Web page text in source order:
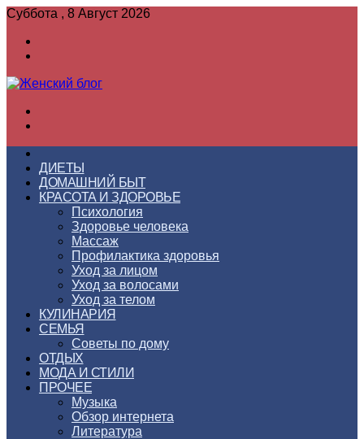
Суббота , 8 Август 2026
ДИЕТЫ
ДОМАШНИЙ БЫТ
КРАСОТА И ЗДОРОВЬЕ
Психология
Здоровье человека
Массаж
Профилактика здоровья
Уход за лицом
Уход за волосами
Уход за телом
КУЛИНАРИЯ
СЕМЬЯ
Советы по дому
ОТДЫХ
МОДА И СТИЛИ
ПРОЧЕЕ
Музыка
Обзор интернета
Литература